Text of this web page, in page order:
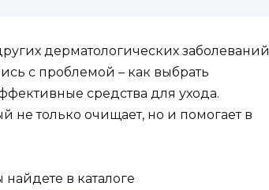
дерматологических заболеваний
с проблемой – как выбрать
средства для ухода.
не только очищает, но и помогает в
в каталоге